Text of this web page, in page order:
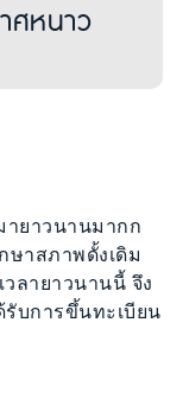
ศหนาว
ยาวนานมากก
ษาสภาพดั้งเดิม
วลายาวนานนี้ จึง
รับการขึ้นทะเบียน